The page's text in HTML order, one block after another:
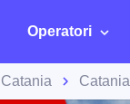
Operatori
Catania Catania